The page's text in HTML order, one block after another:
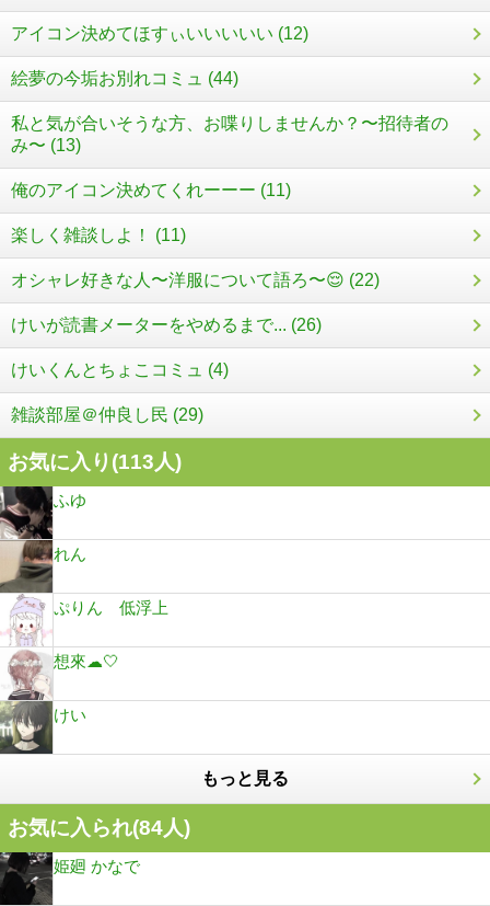
アイコン決めてほすぃいいいいい (12)
絵夢の今垢お別れコミュ (44)
私と気が合いそうな方、お喋りしませんか？〜招待者の
み〜 (13)
俺のアイコン決めてくれーーー (11)
楽しく雑談しよ！ (11)
オシャレ好きな人〜洋服について語ろ〜😌 (22)
けいが読書メーターをやめるまで... (26)
けいくんとちょこコミュ (4)
雑談部屋＠仲良し民 (29)
お気に入り(113人)
ふゆ
れん
ぷりん 低浮上
想來☁🤍
けい
もっと見る
お気に入られ(84人)
姫廻 かなで